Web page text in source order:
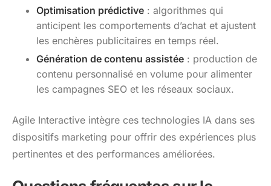
Optimisation prédictive : algorithmes qui
anticipent les comportements d’achat et ajustent
les enchères publicitaires en temps réel.
Génération de contenu assistée : production de
contenu personnalisé en volume pour alimenter
les campagnes SEO et les réseaux sociaux.
Agile Interactive intègre ces technologies IA dans ses
dispositifs marketing pour offrir des expériences plus
pertinentes et des performances améliorées.